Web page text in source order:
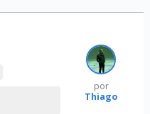
por
Thiago